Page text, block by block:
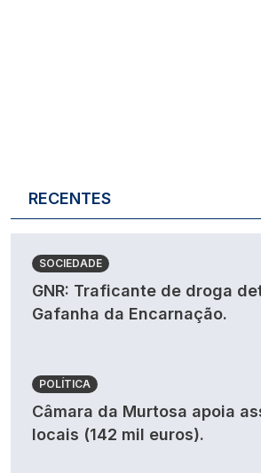
RECENTES
SOCIEDADE
GNR: Traficante de droga
Gafanha da Encarnação.
POLÍTICA
Câmara da Murtosa apoia
locais (142 mil euros).